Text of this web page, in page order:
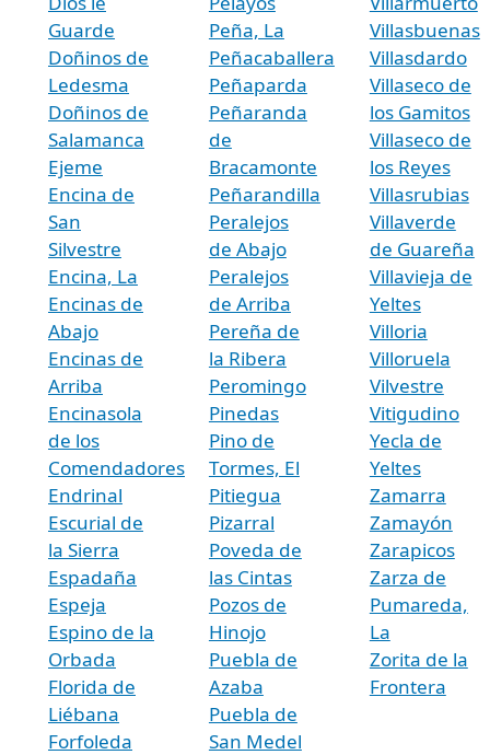
Guarde
Doñinos de
Ledesma
Doñinos de
Salamanca
Ejeme
Encina de
San
Silvestre
Encina, La
Encinas de
Abajo
Encinas de
Arriba
Encinasola
de los
Comendadores
Endrinal
Escurial de
la Sierra
Espadaña
Espeja
Espino de la
Orbada
Florida de
Liébana
Forfoleda
Peña, La
Peñacaballera
Peñaparda
Peñaranda
de
Bracamonte
Peñarandilla
Peralejos
de Abajo
Peralejos
de Arriba
Pereña de
la Ribera
Peromingo
Pinedas
Pino de
Tormes, El
Pitiegua
Pizarral
Poveda de
las Cintas
Pozos de
Hinojo
Puebla de
Azaba
Puebla de
San Medel
Villasbuenas
Villasdardo
Villaseco de
los Gamitos
Villaseco de
los Reyes
Villasrubias
Villaverde
de Guareña
Villavieja de
Yeltes
Villoria
Villoruela
Vilvestre
Vitigudino
Yecla de
Yeltes
Zamarra
Zamayón
Zarapicos
Zarza de
Pumareda,
La
Zorita de la
Frontera